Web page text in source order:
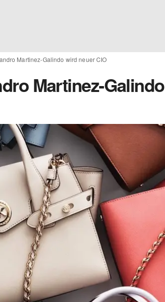
Martinez-Galindo wird neuer CIO
Martinez-Galindo